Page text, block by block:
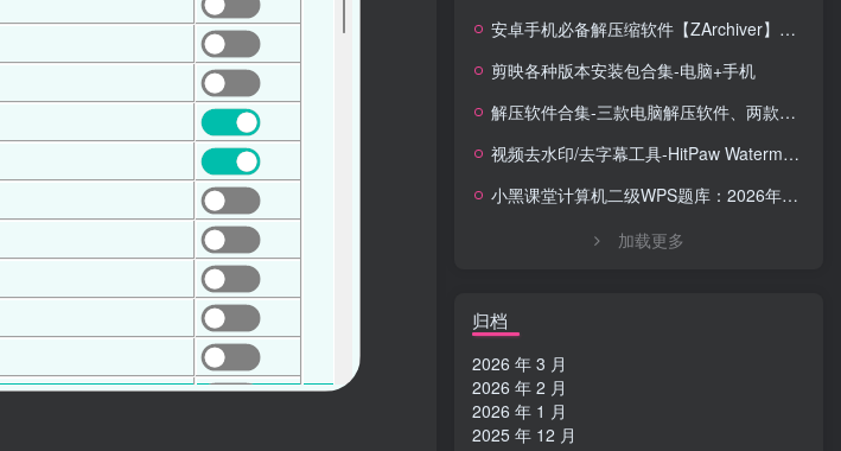
安卓手机必备解压缩软件【ZArchiver】安卓全能解压缩工具，格式全兼容 + 无广告体验
剪映各种版本安装包合集-电脑+手机
解压软件合集-三款电脑解压软件、两款手机解压软件
视频去水印/去字幕工具-HitPaw Watermark Remover Portable便携版去水印工具
小黑课堂计算机二级WPS题库：2026年3月考试专用，14套真题直接刷！！！
加载更多
归档
2026 年 3 月
2026 年 2 月
2026 年 1 月
2025 年 12 月